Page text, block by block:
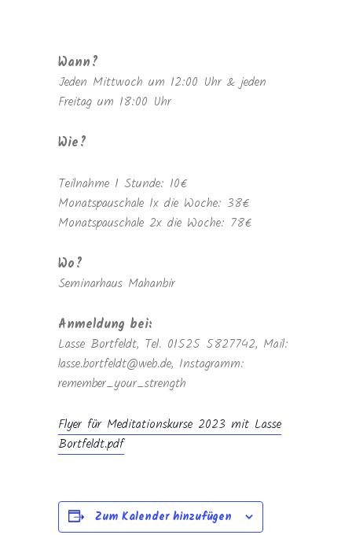
Wann?
Jeden Mittwoch um 12:00 Uhr & jeden
Freitag um 18:00 Uhr
Wie?
Teilnahme 1 Stunde: 10€
Monatspauschale 1x die Woche: 38€
Monatspauschale 2x die Woche: 78€
Wo?
Seminarhaus Mahanbir
Anmeldung bei:
Lasse Bortfeldt, Tel. 01525 5827742, Mail:
lasse.bortfeldt@web.de, Instagramm:
remember_your_strength
Flyer für Meditationskurse 2023 mit Lasse
Bortfeldt.pdf
Zum Kalender hinzufügen